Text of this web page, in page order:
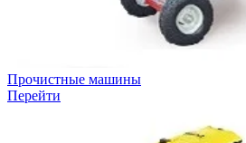
Прочистные машины
Перейти